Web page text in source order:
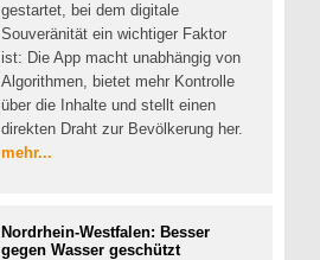
gestartet, bei dem digitale
Souveränität ein wichtiger Faktor
ist: Die App macht unabhängig von
Algorithmen, bietet mehr Kontrolle
über die Inhalte und stellt einen
direkten Draht zur Bevölkerung her.
mehr...
Nordrhein-Westfalen: Besser
gegen Wasser geschützt